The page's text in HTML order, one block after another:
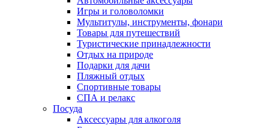
Игры и головоломки
Мультитулы, инструменты, фонари
Товары для путешествий
Туристические принадлежности
Отдых на природе
Подарки для дачи
Пляжный отдых
Спортивные товары
СПА и релакс
Посуда
Аксессуары для алкоголя